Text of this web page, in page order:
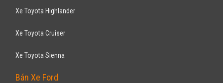
Xe Toyota Highlander
Xe Toyota Cruiser
Xe Toyota Sienna
Bán Xe Ford